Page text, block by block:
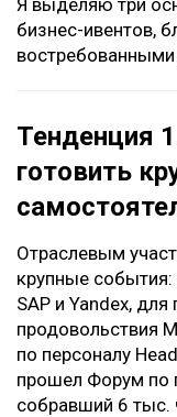
Я выделяю три
бизнес-ивентов,
Тенденция
готовить
Отраслевым
крупные
SAP и Yandex,
продовольствия
по персоналу
прошел Форум по
собравший 6 тыс.